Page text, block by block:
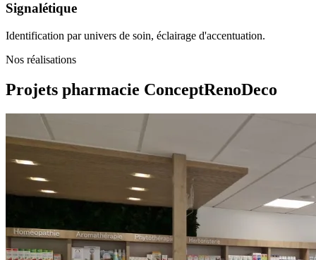
Signalétique
Identification par univers de soin, éclairage d'accentuation.
Nos réalisations
Projets pharmacie ConceptRenoDeco